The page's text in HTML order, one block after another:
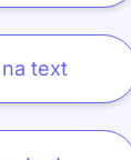
text